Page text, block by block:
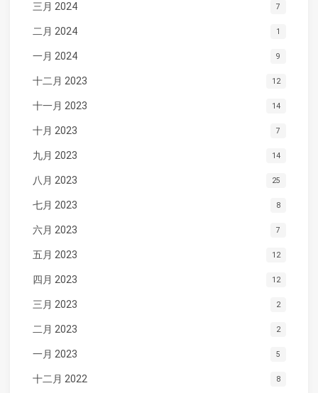
三月 2024 7
二月 2024 1
一月 2024 9
十二月 2023 12
十一月 2023 14
十月 2023 7
九月 2023 14
八月 2023 25
七月 2023 8
六月 2023 7
五月 2023 12
四月 2023 12
三月 2023 2
二月 2023 2
一月 2023 5
十二月 2022 8